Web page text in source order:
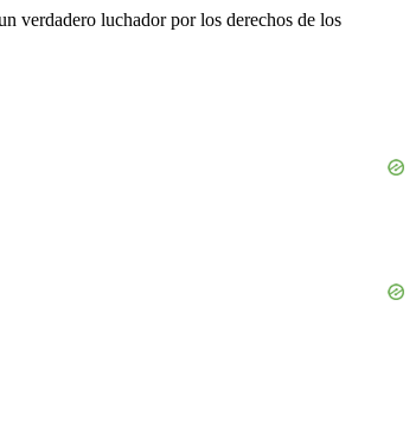
verdadero luchador por los derechos de los